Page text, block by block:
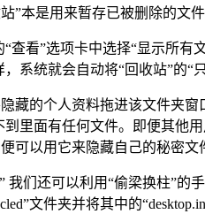
”本是用来暂存已被删除的文
查看”选项卡中选择“显示所有
系统就会自动将“回收站”的
藏的个人资料拖进该文件夹
到里面有任何文件。即便其他
可以用它来隐藏自己的秘密文
我们还可以利用“偷梁换柱”的
文件夹并将其中的